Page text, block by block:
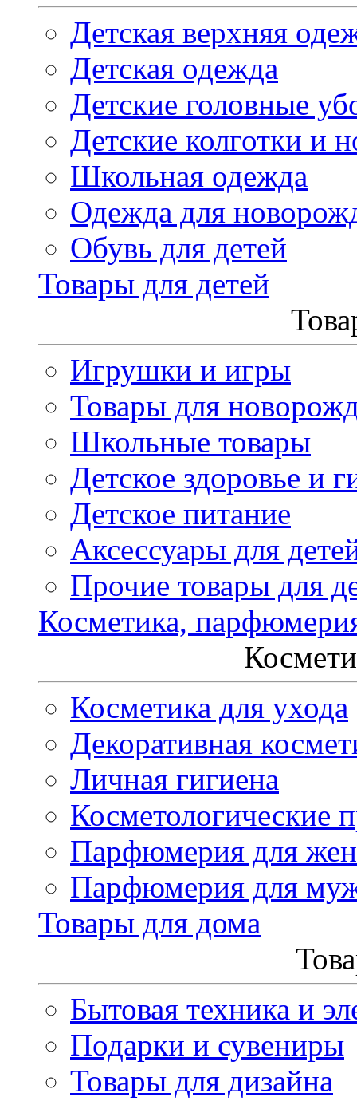
Детская верхняя
Детская одежда
Детские головные
Детские колготки и
Школьная одежда
Одежда для
Обувь для детей
Товары для детей
Игрушки и игры
Товары для
Школьные товары
Детское здоровье и
Детское питание
Аксессуары для
Прочие товары для
Косметика,
Косметика для ухода
Декоративная
Личная гигиена
Косметологические
Парфюмерия для
Парфюмерия для
Товары для дома
Бытовая техника и
Подарки и сувениры
Товары для дизайна